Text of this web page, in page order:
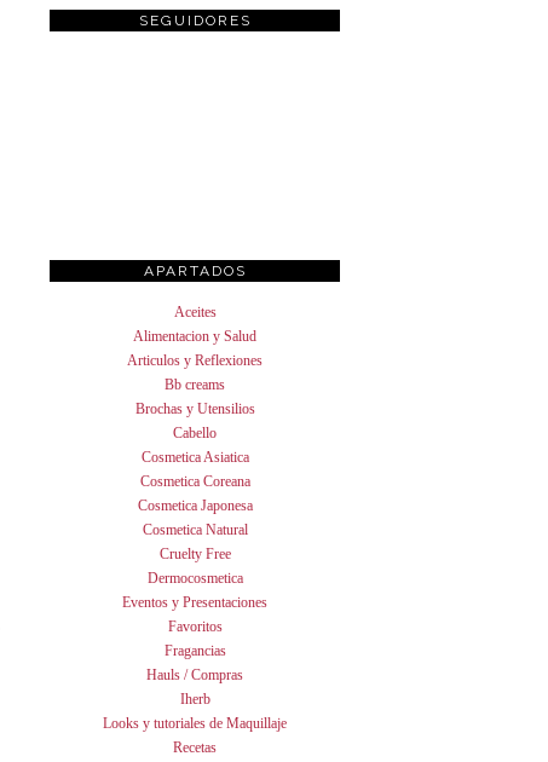
SEGUIDORES
APARTADOS
Aceites
Alimentacion y Salud
Articulos y Reflexiones
Bb creams
Brochas y Utensilios
Cabello
Cosmetica Asiatica
Cosmetica Coreana
Cosmetica Japonesa
Cosmetica Natural
Cruelty Free
Dermocosmetica
Eventos y Presentaciones
Favoritos
Fragancias
Hauls / Compras
Iherb
Looks y tutoriales de Maquillaje
Recetas